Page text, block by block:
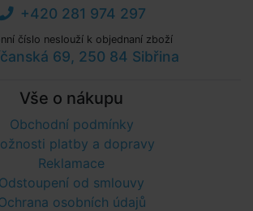
+420 281 974 297
číslo neslouží k objednaní zboží
69, 250 84 Sibřina
Vše o nákupu
Obchodní podmínky
platby a dopravy
Reklamace
Odstoupení od smlouvy
osobních údajů